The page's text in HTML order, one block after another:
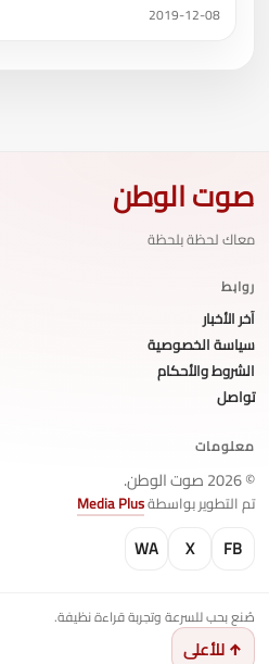
2019-12-08
صوت الوطن
معاك لحظة بلحظة
روابط
آخر الأخبار
سياسة الخصوصية
الشروط والأحكام
تواصل
معلومات
© 2026 صوت الوطن.
تم التطوير بواسطةMedia Plus
FB
X
WA
صُنع بحب للسرعة وتجربة قراءة نظيفة.
↑ للأعلى